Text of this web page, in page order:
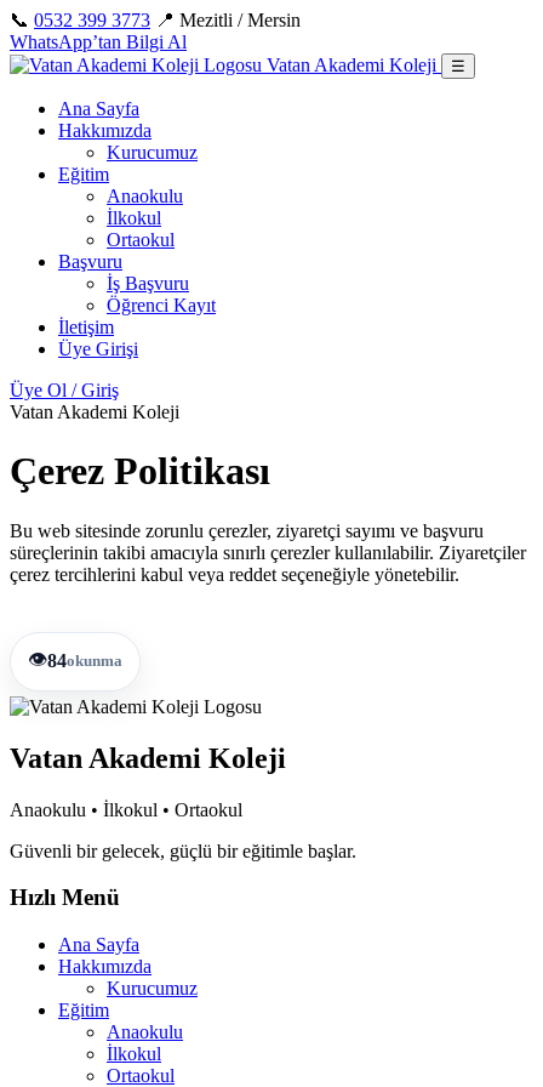
İçeriğe
geç
📞 0532 399 3773 📍 Mezitli / Mersin
WhatsApp’tan Bilgi Al
Vatan Akademi Koleji
☰
Ana Sayfa
Hakkımızda
Kurucumuz
Eğitim
Anaokulu
İlkokul
Ortaokul
Başvuru
İş Başvuru
Öğrenci Kayıt
İletişim
Üye Girişi
Üye Ol / Giriş
Vatan Akademi Koleji
Çerez Politikası
Bu web sitesinde zorunlu çerezler, ziyaretçi sayımı ve başvuru
süreçlerinin takibi amacıyla sınırlı çerezler kullanılabilir. Ziyaretçiler
çerez tercihlerini kabul veya reddet seçeneğiyle yönetebilir.
👁️84okunma
Vatan Akademi Koleji
Anaokulu • İlkokul • Ortaokul
Güvenli bir gelecek, güçlü bir eğitimle başlar.
Hızlı Menü
Ana Sayfa
Hakkımızda
Kurucumuz
Eğitim
Anaokulu
İlkokul
Ortaokul